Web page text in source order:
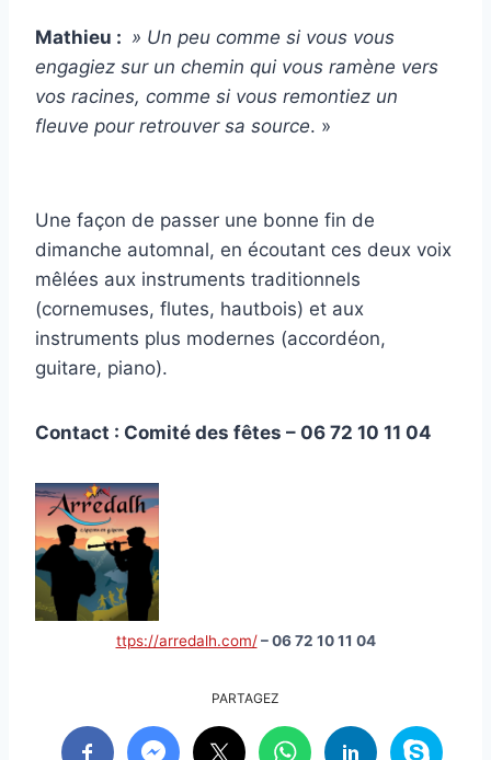
Mathieu : » Un peu comme si vous vous
engagiez sur un chemin qui vous ramène vers
vos racines, comme si vous remontiez un
fleuve pour retrouver sa source. »
Une façon de passer une bonne fin de
dimanche automnal, en écoutant ces deux voix
mêlées aux instruments traditionnels
(cornemuses, flutes, hautbois) et aux
instruments plus modernes (accordéon,
guitare, piano).
Contact : Comité des fêtes – 06 72 10 11 04
ttps://arredalh.com/– 06 72 10 11 04
PARTAGEZ